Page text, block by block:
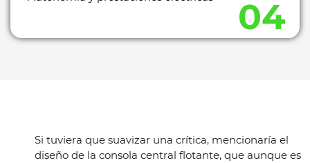
Si tuviera que suavizar una crítica, mencionaría el
diseño de la consola central flotante, que aunque es